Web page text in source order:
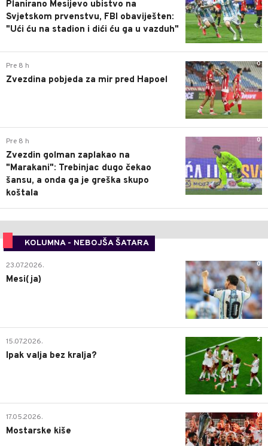
Planirano Mesijevo ubistvo na
Svjetskom prvenstvu, FBI obaviješten:
"Ući ću na stadion i dići ću ga u vazduh"
0
Pre 8 h
Zvezdina pobjeda za mir pred Hapoel
0
Pre 8 h
Zvezdin golman zaplakao na
"Marakani": Trebinjac dugo čekao
šansu, a onda ga je greška skupo
koštala
KOLUMNA - NEBOJŠA ŠATARA
0
23.07.2026.
Mesi(ja)
2
15.07.2026.
Ipak valja bez kralja?
0
17.05.2026.
Mostarske kiše